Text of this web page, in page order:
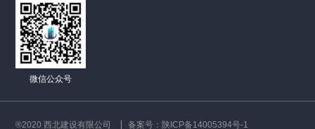
微信公众号
®2020 西北建设有限公司 备案号：陕ICP备14005394号-1